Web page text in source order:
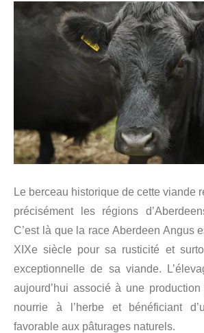
Le berceau historique de cette viande
précisément les régions
C’est là que la race Aberdeen Angus
XIXe siècle pour sa rusticité et
exceptionnelle de sa viande.
aujourd’hui associé à une
nourrie à l’herbe et bénéficiant
favorable aux pâturages naturels.